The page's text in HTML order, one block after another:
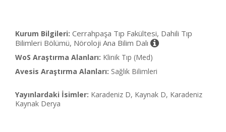
Kurum Bilgileri: Cerrahpaşa Tıp Fakültesi, Dahili Tıp
Bilimleri Bölümü, Nöroloji Ana Bilim Dalı
WoS Araştırma Alanları: Klinik Tıp (Med)
Avesis Araştırma Alanları: Sağlık Bilimleri
Yayınlardaki İsimler: Karadeniz D, Kaynak D, Karadeniz
Kaynak Derya